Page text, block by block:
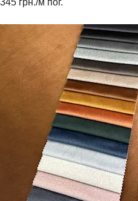
345 грн./м пог.